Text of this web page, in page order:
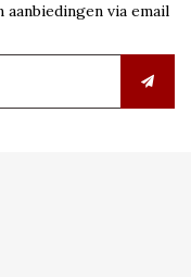
via email